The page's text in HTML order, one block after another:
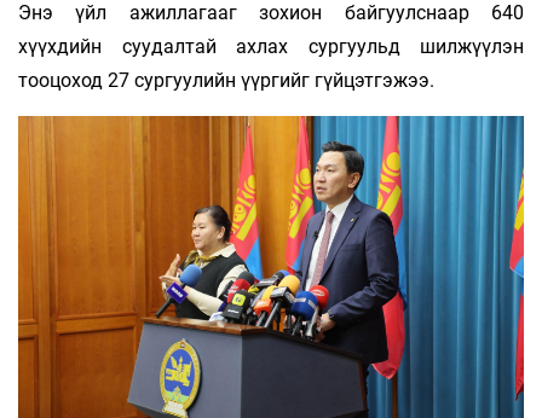
Энэ үйл ажиллагааг зохион байгуулснаар 640
хүүхдийн суудалтай ахлах сургуульд шилжүүлэн
тооцоход 27 сургуулийн үүргийг гүйцэтгэжээ.